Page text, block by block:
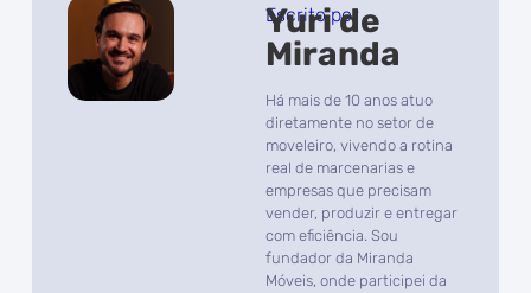
Escrito por
Yuri de
Miranda
Há mais de 10 anos atuo
diretamente no setor de
moveleiro, vivendo a rotina
real de marcenarias e
empresas que precisam
vender, produzir e entregar
com eficiência. Sou
fundador da Miranda
Móveis, onde participei da